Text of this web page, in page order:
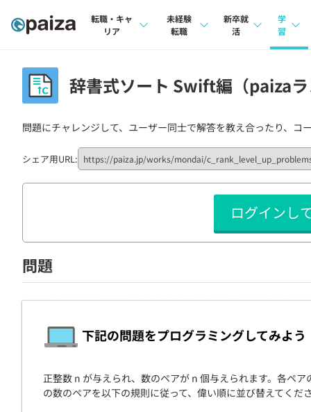
転職・キャ
リア
インタビュー
転職成功ガイド
転職エージェント
未経験
転職
インタビュー
転職成功ガイド
新卒就
活
本選考
新卒エージェント
イベント・セミナー
インタビュー
就活成功ガイド
学
習
4択
ナレ
リフ
プラン
個人
学校
契約
辞書式ソート Swift編（paizaラ
問題にチャレンジして、ユーザー同士で解答を教え合ったり、コ
シェア用URL:
ログインし
問題
下記の問題をプログラミングしてみよう
正整数 n が与えられ、数のペアが n 個与えられます。各ペ
の数のペアを以下の規則に従って、偉い順に並び替えてくだ